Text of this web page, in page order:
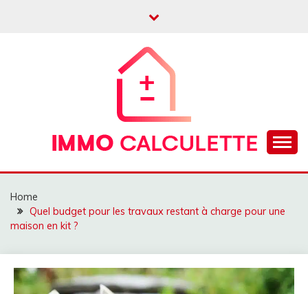
IMMO CALCULETTE
Home
Quel budget pour les travaux restant à charge pour une
maison en kit ?